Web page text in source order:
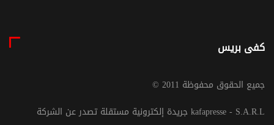
كفى بريس
© جميع الحقوق محفوظة 2011
جريدة إلكترونية مستقلة تصدر عن الشركة kafapresse - S.A.R.L